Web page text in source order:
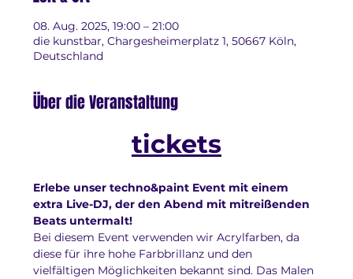
08. Aug. 2025, 19:00 – 21:00
die kunstbar, Chargesheimerplatz 1, 50667 Köln,
Deutschland
Über die Veranstaltung
tickets
Erlebe unser techno&paint Event mit einem
extra Live-DJ, der den Abend mit mitreißenden
Beats untermalt!
Bei diesem Event verwenden wir Acrylfarben, da
diese für ihre hohe Farbbrillanz und den
vielfältigen Möglichkeiten bekannt sind. Das Malen